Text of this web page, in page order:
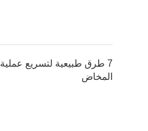
7 طرق طبيعية لتسريع عملية
المخاض